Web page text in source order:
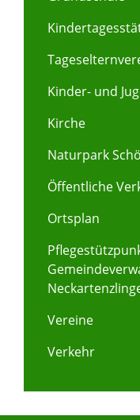
Kinder- und
Kirche
Naturpark
Öffentliche
Ortsplan
Vereine
Verkehr